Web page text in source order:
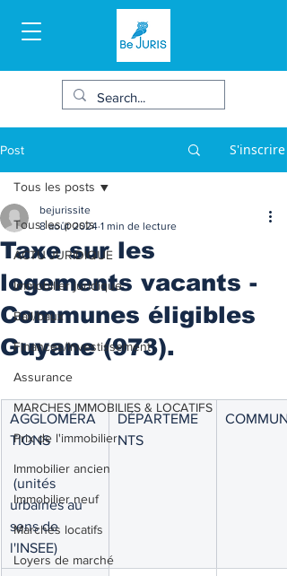
Post S'inscrire
Tous les posts
ACTU JURIDIQUE
Immobilier juridique
Bail/baux
Finances/Investissement
Assurance
MARCHES IMMOBILIES & LOCATIFS
Prix de l'immobilier
Immobilier ancien
Immobilier neuf
Marchés locatifs
Loyers de marché
Tous les posts
Taxe sur les
logements vacants -
Communes éligibles
Guyane (973).
bejurissite
8 août 2024 1 min de lecture
AGGLOMÉRA
TIONS
(unités
urbaines au
sens de
l'INSEE)
DÉPARTEME
NTS